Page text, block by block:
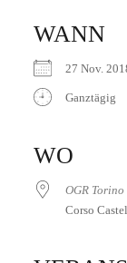
WANN
27 Nov.
Ganztägig
WO
OGR Torino
Corso